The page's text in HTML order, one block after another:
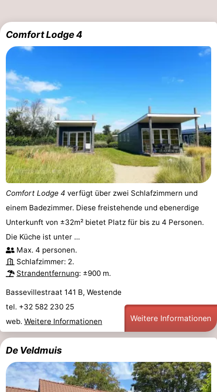
Comfort Lodge 4
Comfort Lodge 4 verfügt über zwei Schlafzimmern und
einem Badezimmer. Diese freistehende und ebenerdige
Unterkunft von ±32m² bietet Platz für bis zu 4 Personen.
Die Küche ist unter ...
Max. 4 personen.
Schlafzimmer: 2.
Strandentfernung: ±900 m.
Bassevillestraat 141 B, Westende
tel. +32 582 230 25
web. Weitere Informationen Weitere Informationen
De Veldmuis